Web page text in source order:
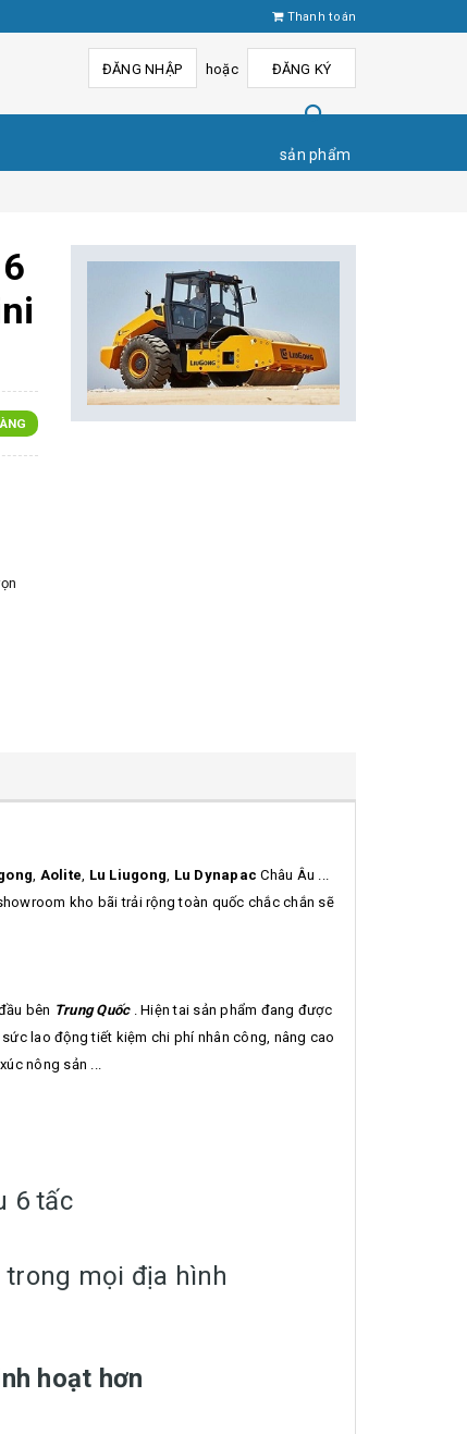
Thanh toán
ĐĂNG NHẬP hoặc ĐĂNG KÝ
sản phẩm
, Aolite, Lu Liugong, Lu Dynapac Châu Âu ...
kho bãi trải rộng toàn quốc chắc chắn sẽ
bên Trung Quốc. Hiện tai sản phẩm đang được
lao động tiết kiệm chi phí nhân công, nâng cao
nông sản ...
6 tấc
mọi địa hình
hoạt hơn